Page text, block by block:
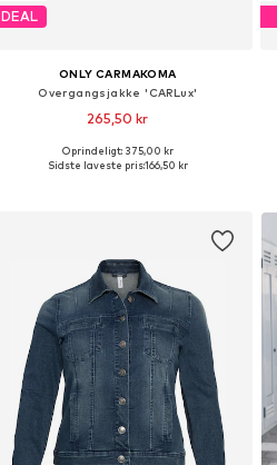
DEAL
ONLY CARMAKOMA
Overgangsjakke 'CARLux'
265,50 kr
Oprindeligt: 375,00 kr
Sidste laveste pris:166,50 kr